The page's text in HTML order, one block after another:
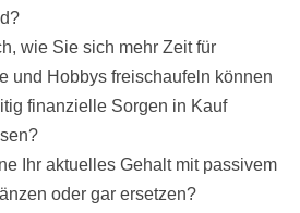
wie Sie sich mehr Zeit für
und Hobbys freischaufeln können
finanzielle Sorgen in Kauf
Ihr aktuelles Gehalt mit passivem
oder gar ersetzen?